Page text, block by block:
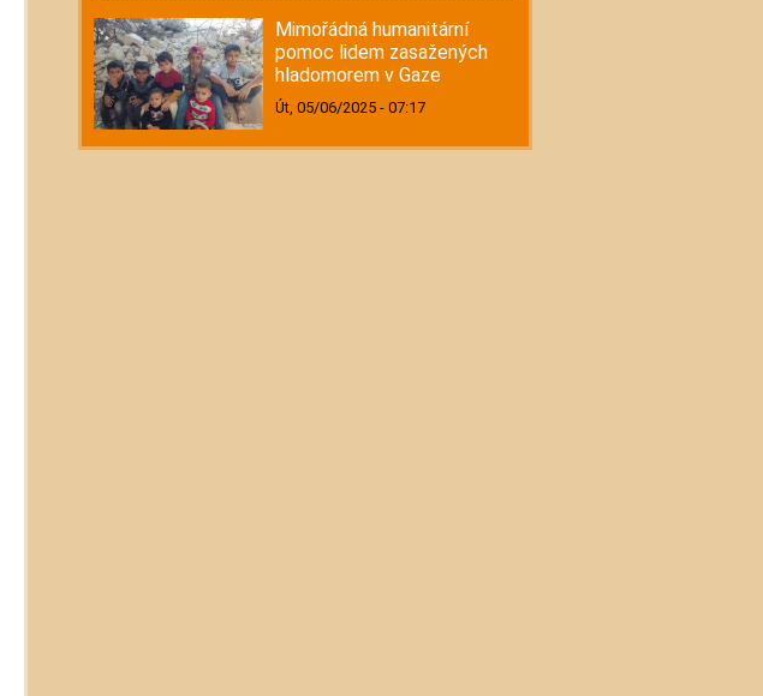
Mimořádná humanitární
pomoc lidem zasažených
hladomorem v Gaze
Út, 05/06/2025 - 07:17